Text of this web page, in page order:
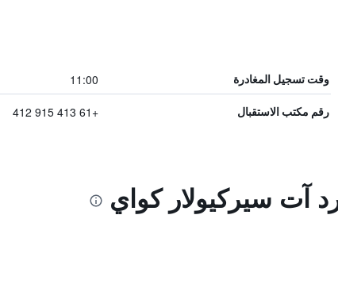
وقت تسجيل المغادرة 11:00
رقم مكتب الاستقبال +61 413 915 412
آت سيركيولار كواي